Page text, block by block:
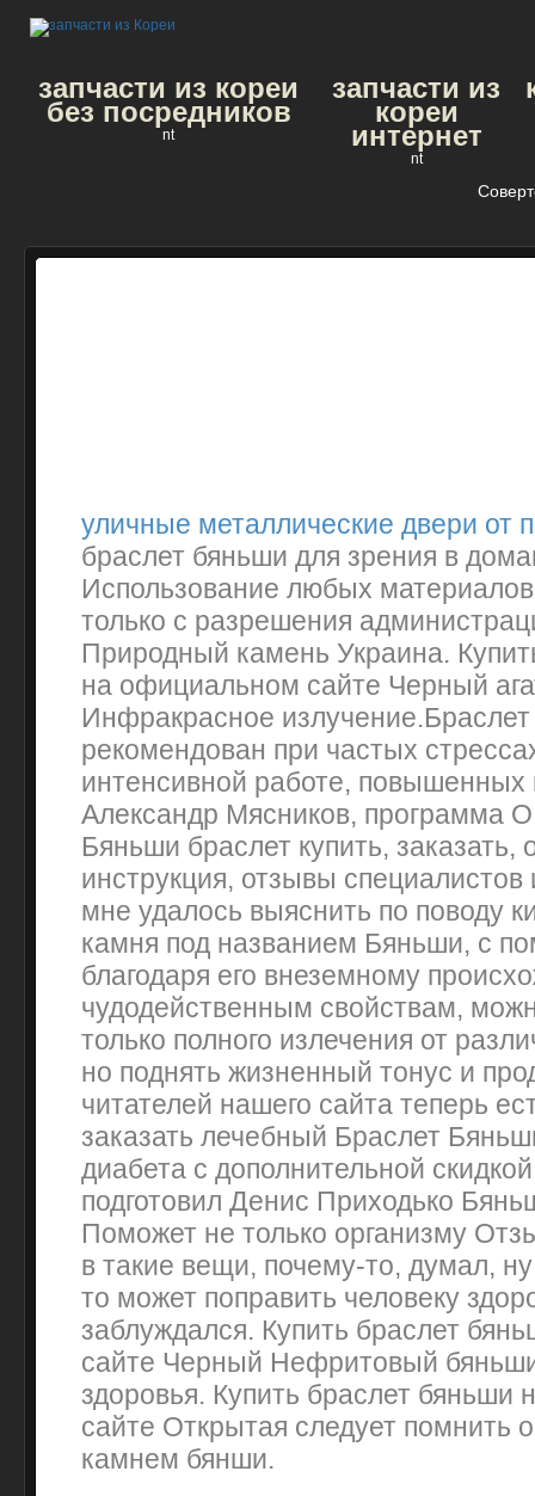
запчасти из кореи
без посредников
nt
запчасти из
кореи
интернет
nt
уличные металлические двери от
браслет бяньши для зрения в
Использование любых материалов
только с разрешения
Природный камень Украина.
на официальном сайте Черный
Инфракрасное
рекомендован при частых
интенсивной работе, повышенных
Александр Мясников, программа
Бяньши браслет купить, заказать,
инструкция, отзывы специалистов
мне удалось выяснить по поводу
камня под названием Бяньши, с
благодаря его внеземному
чудодейственным свойствам,
только полного излечения от
но поднять жизненный тонус и
читателей нашего сайта теперь
заказать лечебный Браслет
диабета с дополнительной
подготовил Денис Приходько
Поможет не только организму
в такие вещи, почему-то, думал,
то может поправить человеку
заблуждался. Купить браслет
сайте Черный Нефритовый
здоровья. Купить браслет
сайте Открытая следует помнить
камнем бянши.